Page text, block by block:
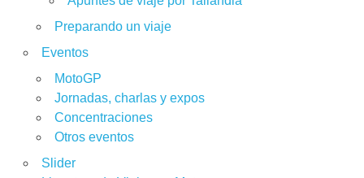
Preparando un viaje
Eventos
MotoGP
Jornadas, charlas y expos
Concentraciones
Otros eventos
Slider